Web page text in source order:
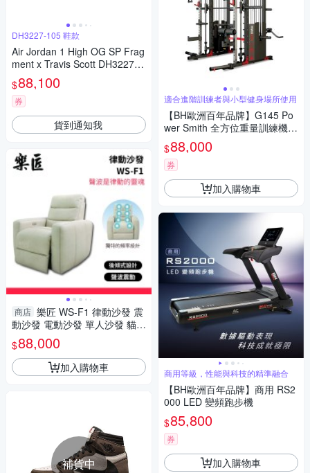
DH3227-105 鞋款
Air Jordan 1 High OG SP Frag
ment x Travis Scott DH3227-1
05
$88,100
券
貨到通知我
商店 樂匠 WS-F1 律動沙發 震
動沙發 電動沙發 單人沙發 貓抓
皮 沙發椅 聲波沙發 小戶型沙發
電動沙發
$88,000
加入購物車
補貨中
適合進階訓練者與小型健身場所使用
【BH歐洲百年品牌】G145 Po
wer Smith 全方位重量訓練機
(含重量選擇片組-90KG二套)
$88,000
券
加入購物車
商用等級，性能與科技的精準融合
【BH歐洲百年品牌】商用 RS2
000 LED 變頻跑步機
$85,800
券
加入購物車